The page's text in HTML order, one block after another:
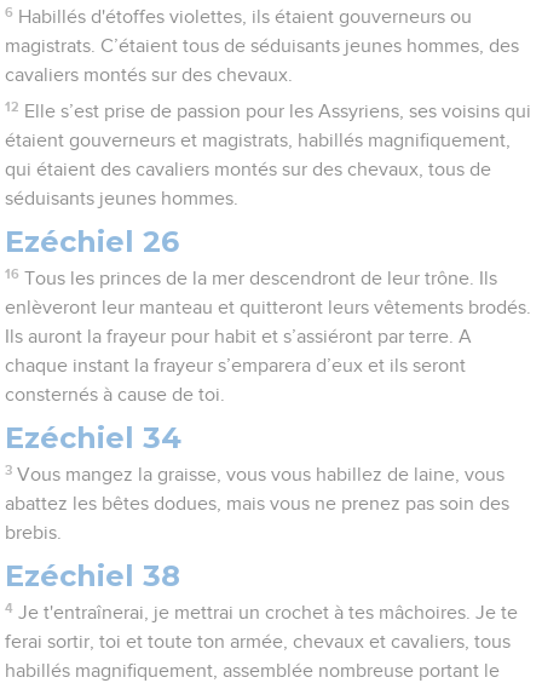
6 Habillés d'étoffes violettes, ils étaient gouverneurs ou
magistrats. C’étaient tous de séduisants jeunes hommes, des
cavaliers montés sur des chevaux.
12 Elle s’est prise de passion pour les Assyriens, ses voisins qui
étaient gouverneurs et magistrats, habillés magnifiquement,
qui étaient des cavaliers montés sur des chevaux, tous de
séduisants jeunes hommes.
Ezéchiel 26
16 Tous les princes de la mer descendront de leur trône. Ils
enlèveront leur manteau et quitteront leurs vêtements brodés.
Ils auront la frayeur pour habit et s’assiéront par terre. A
chaque instant la frayeur s’emparera d’eux et ils seront
consternés à cause de toi.
Ezéchiel 34
3 Vous mangez la graisse, vous vous habillez de laine, vous
abattez les bêtes dodues, mais vous ne prenez pas soin des
brebis.
Ezéchiel 38
4 Je t'entraînerai, je mettrai un crochet à tes mâchoires. Je te
ferai sortir, toi et toute ton armée, chevaux et cavaliers, tous
habillés magnifiquement, assemblée nombreuse portant le